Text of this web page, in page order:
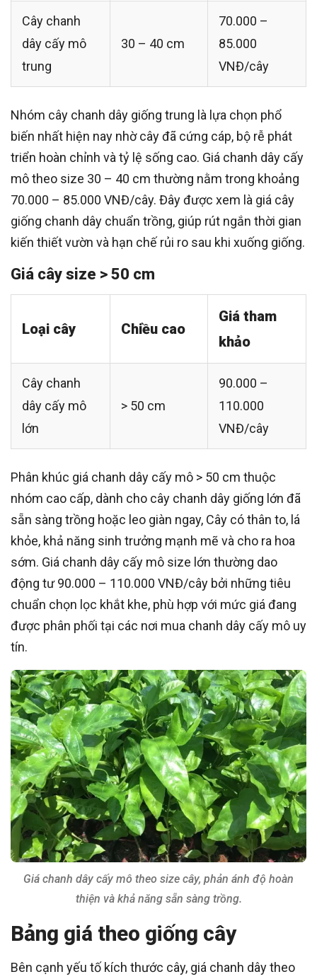
Cây chanh
dây cấy mô
trung
30 – 40 cm
70.000 –
85.000
VNĐ/cây
Nhóm cây chanh dây giống trung là lựa chọn phổ
biến nhất hiện nay nhờ cây đã cứng cáp, bộ rễ phát
triển hoàn chỉnh và tỷ lệ sống cao. Giá chanh dây cấy
mô theo size 30 – 40 cm thường nằm trong khoảng
70.000 – 85.000 VNĐ/cây. Đây được xem là giá cây
giống chanh dây chuẩn trồng, giúp rút ngắn thời gian
kiến thiết vườn và hạn chế rủi ro sau khi xuống giống.
Giá cây size > 50 cm
Loại cây Chiều cao
Giá tham
khảo
Cây chanh
dây cấy mô
lớn
> 50 cm
90.000 –
110.000
VNĐ/cây
Phân khúc giá chanh dây cấy mô > 50 cm thuộc
nhóm cao cấp, dành cho cây chanh dây giống lớn đã
sẵn sàng trồng hoặc leo giàn ngay, Cây có thân to, lá
khỏe, khả năng sinh trưởng mạnh mẽ và cho ra hoa
sớm. Giá chanh dây cấy mô size lớn thường dao
động tư 90.000 – 110.000 VNĐ/cây bởi những tiêu
chuẩn chọn lọc khắt khe, phù hợp với mức giá đang
được phân phối tại các nơi mua chanh dây cấy mô uy
tín.
Giá chanh dây cấy mô theo size cây, phản ánh độ hoàn
thiện và khả năng sẵn sàng trồng.
Bảng giá theo giống cây
Bên cạnh yếu tố kích thước cây, giá chanh dây theo